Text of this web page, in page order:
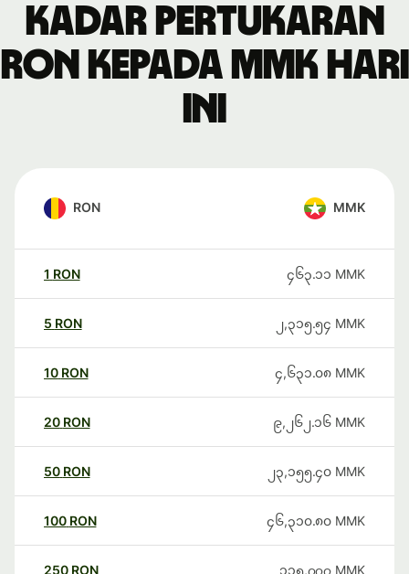
Kadar pertukaran
RON kepada MMK hari
ini
RON MMK
1 RON ၄၆၃.၁၁ MMK
5 RON ၂,၃၁၅.၅၄ MMK
10 RON ၄,၆၃၁.၀၈ MMK
20 RON ၉,၂၆၂.၁၆ MMK
50 RON ၂၃,၁၅၅.၄၀ MMK
100 RON ၄၆,၃၁၀.၈၀ MMK
250 RON ၁၁၅,၇၇၇ MMK